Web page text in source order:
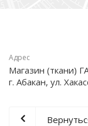
Адрес
Магазин (ткани)
г. Абакан, ул.